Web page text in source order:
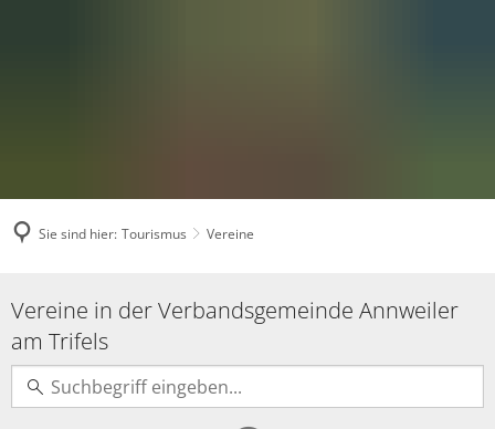
Sie sind hier: Tourismus Vereine
Vereine
Vereine in der Verbandsgemeinde Annweiler
am Trifels